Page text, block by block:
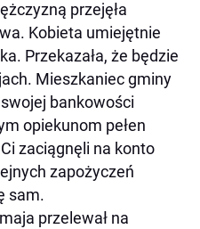
przejęła
Kobieta umiejętnie
Przekazała, że będzie
Mieszkaniec gminy
bankowości
opiekunom pełen
zaciągnęli na konto
zapożyczeń
sam.
przelewał na